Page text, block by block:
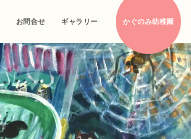
お問合せ ギャラリー かぐのみ幼稚園